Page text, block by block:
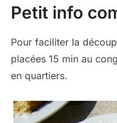
Petit info
Pour faciliter la
placées 15 min au
en quartiers.